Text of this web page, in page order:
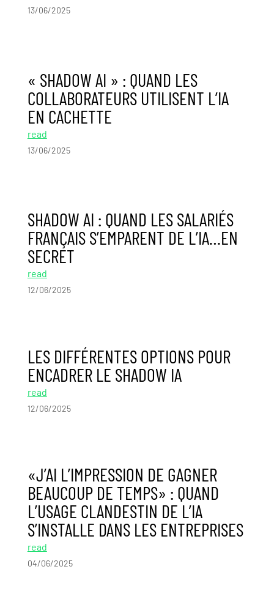
13/06/2025
« SHADOW AI » : QUAND LES
COLLABORATEURS UTILISENT L’IA
EN CACHETTE
read
13/06/2025
SHADOW AI : QUAND LES SALARIÉS
FRANÇAIS S’EMPARENT DE L’IA…EN
SECRET
read
12/06/2025
LES DIFFÉRENTES OPTIONS POUR
ENCADRER LE SHADOW IA
read
12/06/2025
«J’AI L’IMPRESSION DE GAGNER
BEAUCOUP DE TEMPS» : QUAND
L’USAGE CLANDESTIN DE L’IA
S’INSTALLE DANS LES ENTREPRISES
read
04/06/2025